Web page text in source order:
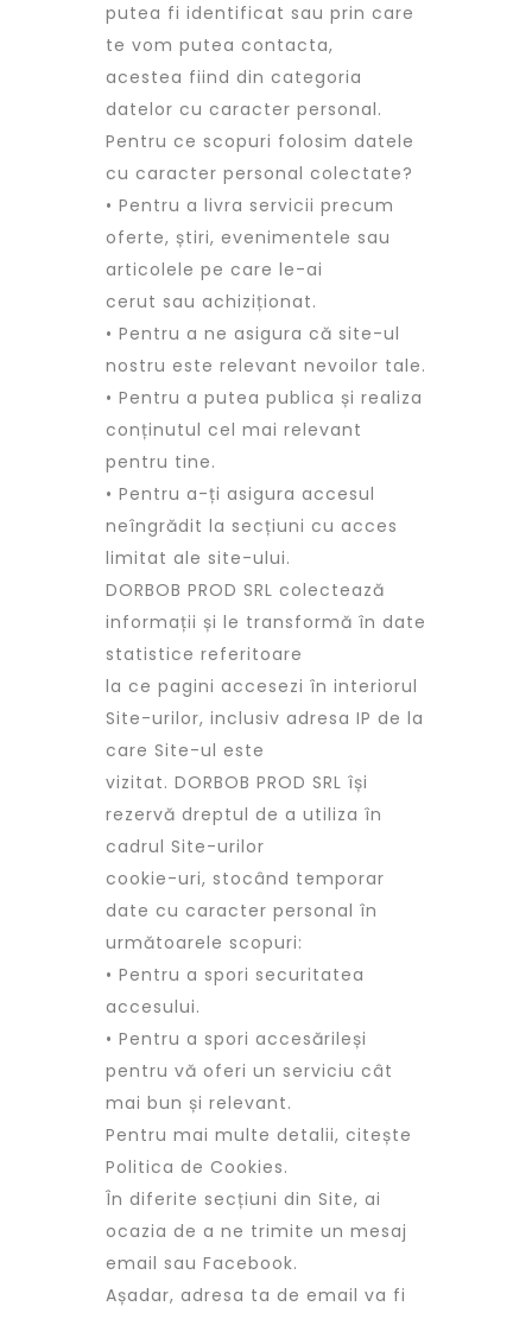
putea fi identificat sau prin care
te vom putea contacta,
acestea fiind din categoria
datelor cu caracter personal.
Pentru ce scopuri folosim datele
cu caracter personal colectate?
• Pentru a livra servicii precum
oferte, știri, evenimentele sau
articolele pe care le-ai
cerut sau achiziționat.
• Pentru a ne asigura că site-ul
nostru este relevant nevoilor tale.
• Pentru a putea publica și realiza
conținutul cel mai relevant
pentru tine.
• Pentru a-ți asigura accesul
neîngrădit la secțiuni cu acces
limitat ale site-ului.
DORBOB PROD SRL colectează
informații și le transformă în date
statistice referitoare
la ce pagini accesezi în interiorul
Site-urilor, inclusiv adresa IP de la
care Site-ul este
vizitat. DORBOB PROD SRL își
rezervă dreptul de a utiliza în
cadrul Site-urilor
cookie-uri, stocând temporar
date cu caracter personal în
următoarele scopuri:
• Pentru a spori securitatea
accesului.
• Pentru a spori accesărileși
pentru vă oferi un serviciu cât
mai bun și relevant.
Pentru mai multe detalii, citește
Politica de Cookies.
În diferite secțiuni din Site, ai
ocazia de a ne trimite un mesaj
email sau Facebook.
Așadar, adresa ta de email va fi